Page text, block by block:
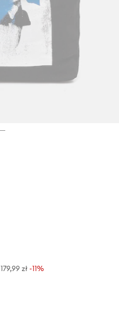
179,99 zł -11%